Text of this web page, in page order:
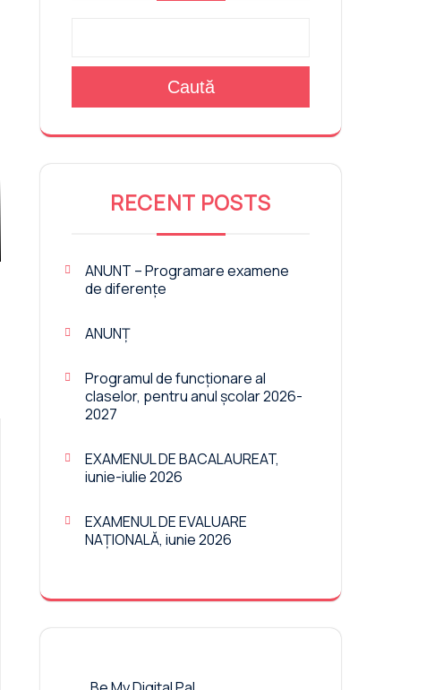
Caută
RECENT POSTS
ANUNT – Programare examene
de diferențe
ANUNȚ
Programul de funcționare al
claselor, pentru anul școlar 2026-
2027
EXAMENUL DE BACALAUREAT,
iunie-iulie 2026
EXAMENUL DE EVALUARE
NAȚIONALĂ, iunie 2026